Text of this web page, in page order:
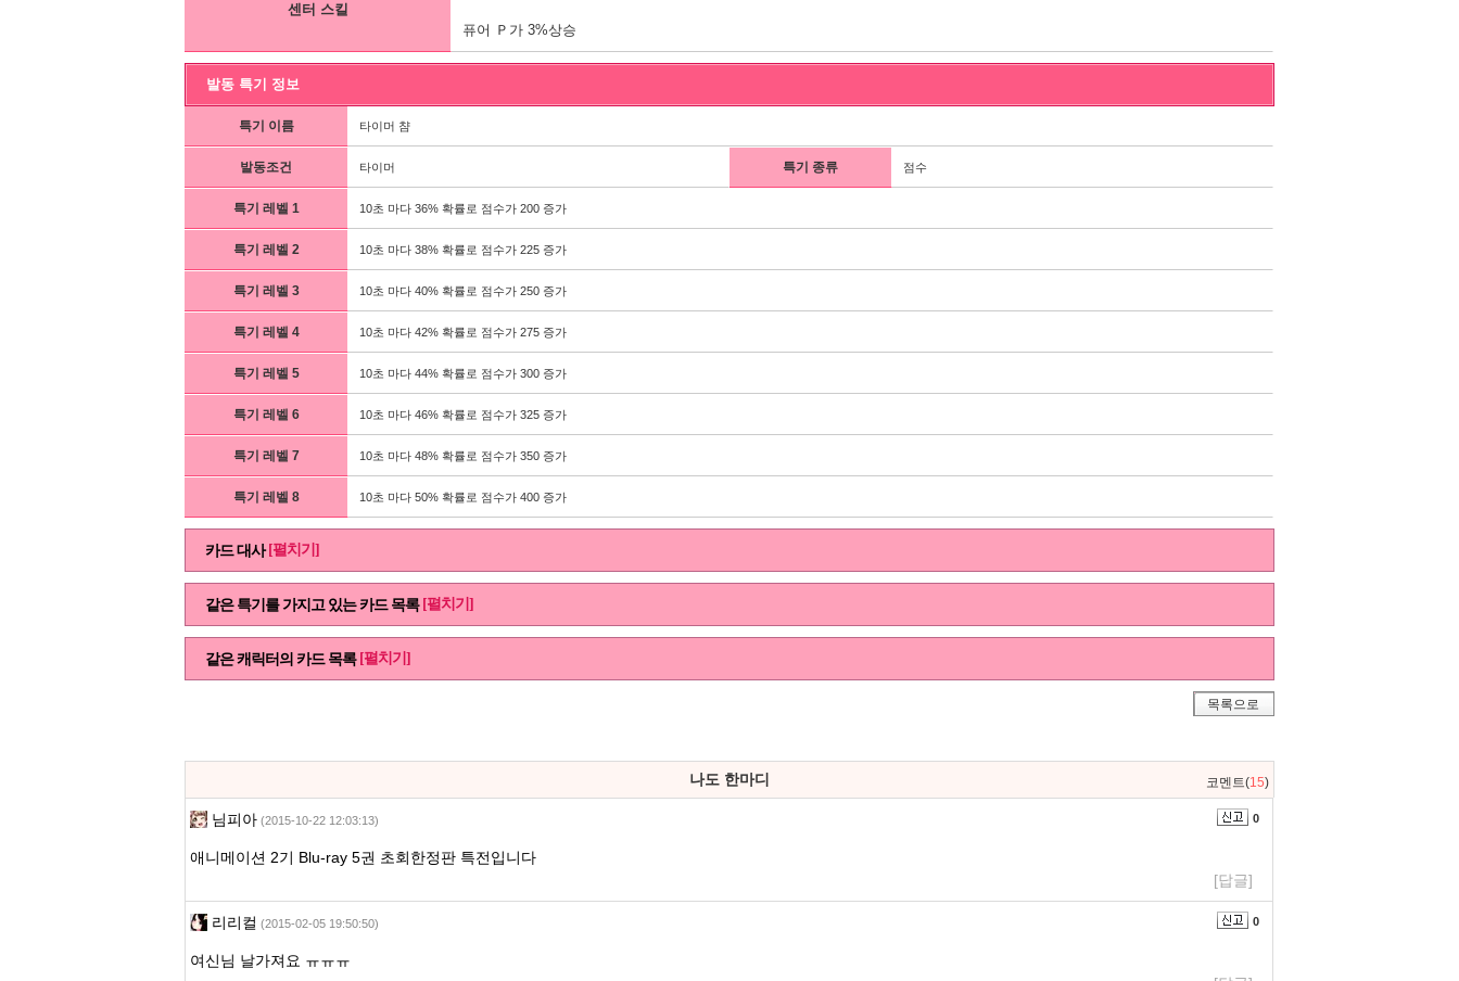
센터 스킬
퓨어 Ｐ가 3%상승
발동 특기 정보
특기 이름 타이머 챰
발동조건 타이머 특기 종류 점수
특기 레벨 1 10초 마다 36% 확률로 점수가 200 증가
특기 레벨 2 10초 마다 38% 확률로 점수가 225 증가
특기 레벨 3 10초 마다 40% 확률로 점수가 250 증가
특기 레벨 4 10초 마다 42% 확률로 점수가 275 증가
특기 레벨 5 10초 마다 44% 확률로 점수가 300 증가
특기 레벨 6 10초 마다 46% 확률로 점수가 325 증가
특기 레벨 7 10초 마다 48% 확률로 점수가 350 증가
특기 레벨 8 10초 마다 50% 확률로 점수가 400 증가
카드 대사 [펼치기]
같은 특기를 가지고 있는 카드 목록 [펼치기]
같은 캐릭터의 카드 목록 [펼치기]
목록으로
나도 한마디 코멘트(15)
님피아 (2015-10-22 12:03:13) 0
애니메이션 2기 Blu-ray 5권 초회한정판 특전입니다
[답글]
리리컬 (2015-02-05 19:50:50) 0
여신님 날가져요 ㅠㅠㅠ